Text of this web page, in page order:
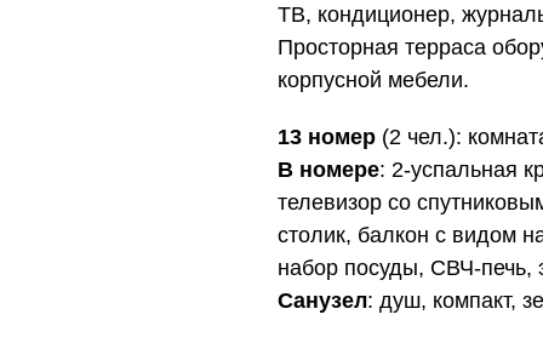
ТВ, кондиционер,
Просторная терраса
корпусной мебели.
13 номер (2 чел.):
В номере: 2-успальная
телевизор со
столик, балкон с видом
набор посуды, СВЧ-печь,
Санузел: душ, компакт,